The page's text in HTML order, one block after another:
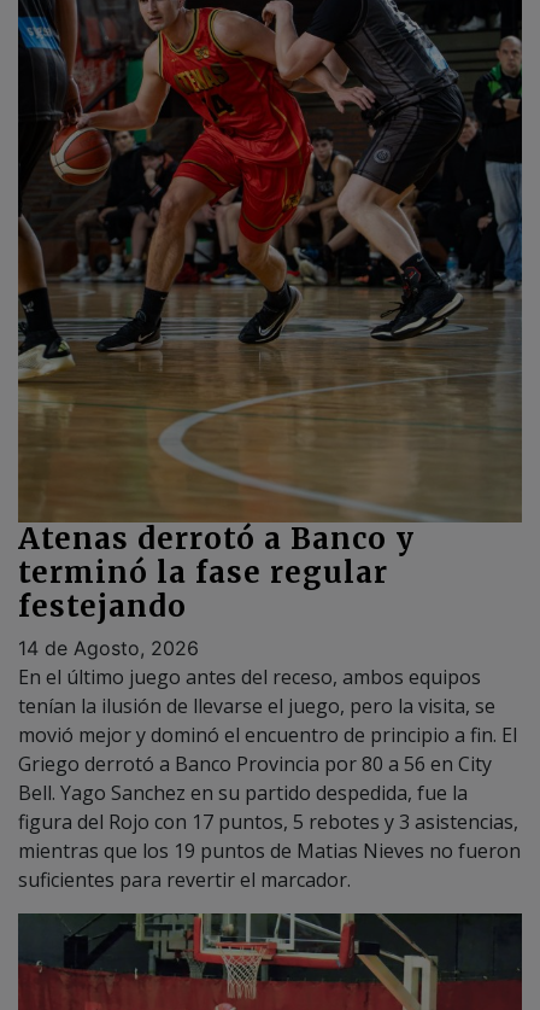
Atenas derrotó a Banco y
terminó la fase regular
festejando
14 de Agosto, 2026
En el último juego antes del receso, ambos equipos
tenían la ilusión de llevarse el juego, pero la visita, se
movió mejor y dominó el encuentro de principio a fin. El
Griego derrotó a Banco Provincia por 80 a 56 en City
Bell. Yago Sanchez en su partido despedida, fue la
figura del Rojo con 17 puntos, 5 rebotes y 3 asistencias,
mientras que los 19 puntos de Matias Nieves no fueron
suficientes para revertir el marcador.